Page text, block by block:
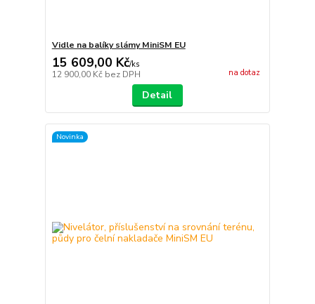
Vidle na balíky slámy MiniSM EU
15 609,00 Kč/ks
12 900,00 Kč bez DPH na dotaz
Detail
Novinka